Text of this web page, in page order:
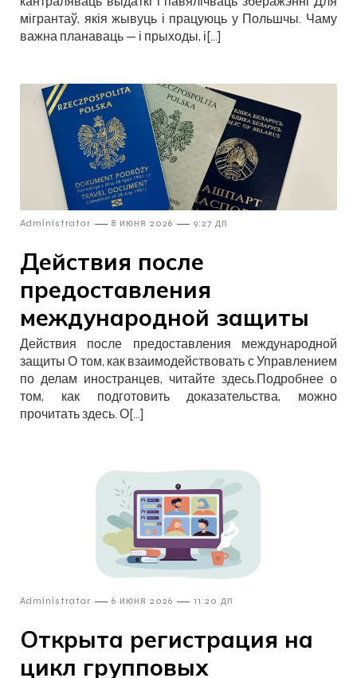
мігрантаў, якія жывуць і працуюць у Польшчы. Чаму
важна планаваць — і прыходы, і[…]
Admіnіstratar — 8 июня 2026 — 9:27 дп
Действия после
предоставления
международной защиты
Действия после предоставления международной
защиты О том, как взаимодействовать с Управлением
по делам иностранцев, читайте здесь.Подробнее о
том, как подготовить доказательства, можно
прочитать здесь. О[…]
Admіnіstratar — 6 июня 2026 — 11:20 дп
Открыта регистрация на
цикл групповых